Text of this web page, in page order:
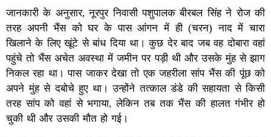
जानकारी के अनुसार, नूरपुर निवासी पशुपालक बीरबल सिंह ने रोज की
तरह अपनी भैंस को घर के पास आंगन में ही (चरन) नाद में चारा
खिलाने के लिए खूंटे से बांध दिया था। कुछ देर बाद जब वह दोबारा वहां
पहुंचे तो भैंस अचेत अवस्था में जमीन पर पड़ी थी और उसके मुंह से झाग
निकल रहा था। पास जाकर देखा तो एक जहरीला सांप भैंस की पूंछ को
अपने मुंह से दबोचे हुए था। उन्होंने तत्काल डंडे की सहायता से किसी
तरह सांप को वहां से भगाया, लेकिन तब तक भैंस की हालत गंभीर हो
चुकी थी और उसकी मौत हो गई।